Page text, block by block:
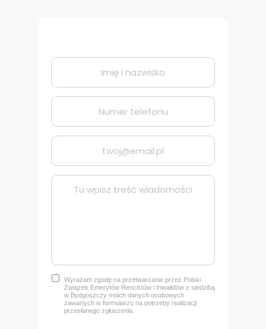
Wyrażam zgodę na przetwarzanie przez Polski
Związek Emerytów Rencistów i Inwalidów z siedzibą
w Bydgoszczy moich danych osobowych
zawartych w formularzu na potrzeby realizacji
przesłanego zgłoszenia.